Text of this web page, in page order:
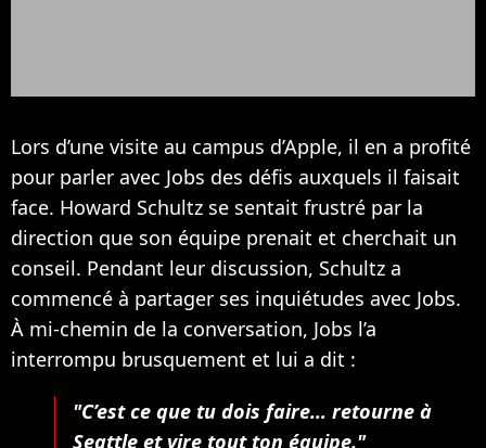
Lors d’une visite au campus d’Apple, il en a profité
pour parler avec Jobs des défis auxquels il faisait
face. Howard Schultz se sentait frustré par la
direction que son équipe prenait et cherchait un
conseil. Pendant leur discussion, Schultz a
commencé à partager ses inquiétudes avec Jobs.
À mi-chemin de la conversation, Jobs l’a
interrompu brusquement et lui a dit :
"C’est ce que tu dois faire… retourne à
Seattle et vire tout ton équipe."